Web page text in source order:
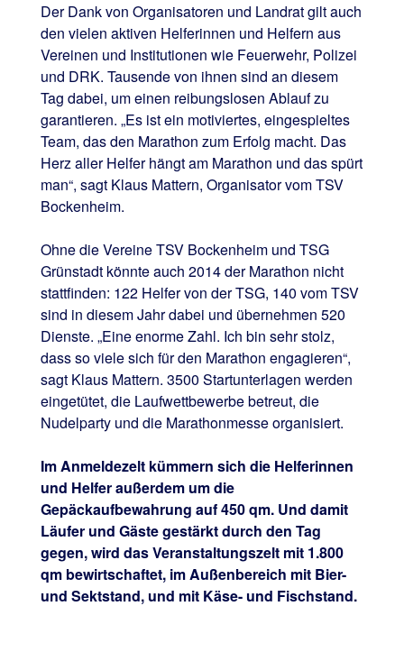
Der Dank von Organisatoren und Landrat gilt auch
den vielen aktiven Helferinnen und Helfern aus
Vereinen und Institutionen wie Feuerwehr, Polizei
und DRK. Tausende von ihnen sind an diesem
Tag dabei, um einen reibungslosen Ablauf zu
garantieren. „Es ist ein motiviertes, eingespieltes
Team, das den Marathon zum Erfolg macht. Das
Herz aller Helfer hängt am Marathon und das spürt
man“, sagt Klaus Mattern, Organisator vom TSV
Bockenheim.
Ohne die Vereine TSV Bockenheim und TSG
Grünstadt könnte auch 2014 der Marathon nicht
stattfinden: 122 Helfer von der TSG, 140 vom TSV
sind in diesem Jahr dabei und übernehmen 520
Dienste. „Eine enorme Zahl. Ich bin sehr stolz,
dass so viele sich für den Marathon engagieren“,
sagt Klaus Mattern. 3500 Startunterlagen werden
eingetütet, die Laufwettbewerbe betreut, die
Nudelparty und die Marathonmesse organisiert.
Im Anmeldezelt kümmern sich die Helferinnen
und Helfer außerdem um die
Gepäckaufbewahrung auf 450 qm. Und damit
Läufer und Gäste gestärkt durch den Tag
gegen, wird das Veranstaltungszelt mit 1.800
qm bewirtschaftet, im Außenbereich mit Bier-
und Sektstand, und mit Käse- und Fischstand.